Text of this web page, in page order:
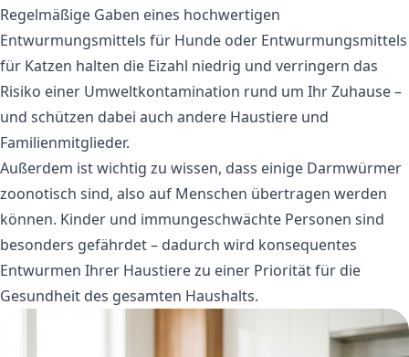
Regelmäßige Gaben eines hochwertigen
Entwurmungsmittels für Hunde oder Entwurmungsmittels
für Katzen halten die Eizahl niedrig und verringern das
Risiko einer Umweltkontamination rund um Ihr Zuhause –
und schützen dabei auch andere Haustiere und
Familienmitglieder.
Außerdem ist wichtig zu wissen, dass einige Darmwürmer
zoonotisch sind, also auf Menschen übertragen werden
können. Kinder und immungeschwächte Personen sind
besonders gefährdet – dadurch wird konsequentes
Entwurmen Ihrer Haustiere zu einer Priorität für die
Gesundheit des gesamten Haushalts.